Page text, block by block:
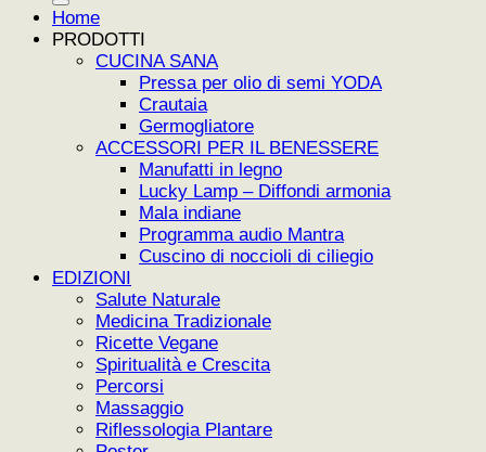
Home
PRODOTTI
CUCINA SANA
Pressa per olio di semi YODA
Crautaia
Germogliatore
ACCESSORI PER IL BENESSERE
Manufatti in legno
Lucky Lamp – Diffondi armonia
Mala indiane
Programma audio Mantra
Cuscino di noccioli di ciliegio
EDIZIONI
Salute Naturale
Medicina Tradizionale
Ricette Vegane
Spiritualità e Crescita
Percorsi
Massaggio
Riflessologia Plantare